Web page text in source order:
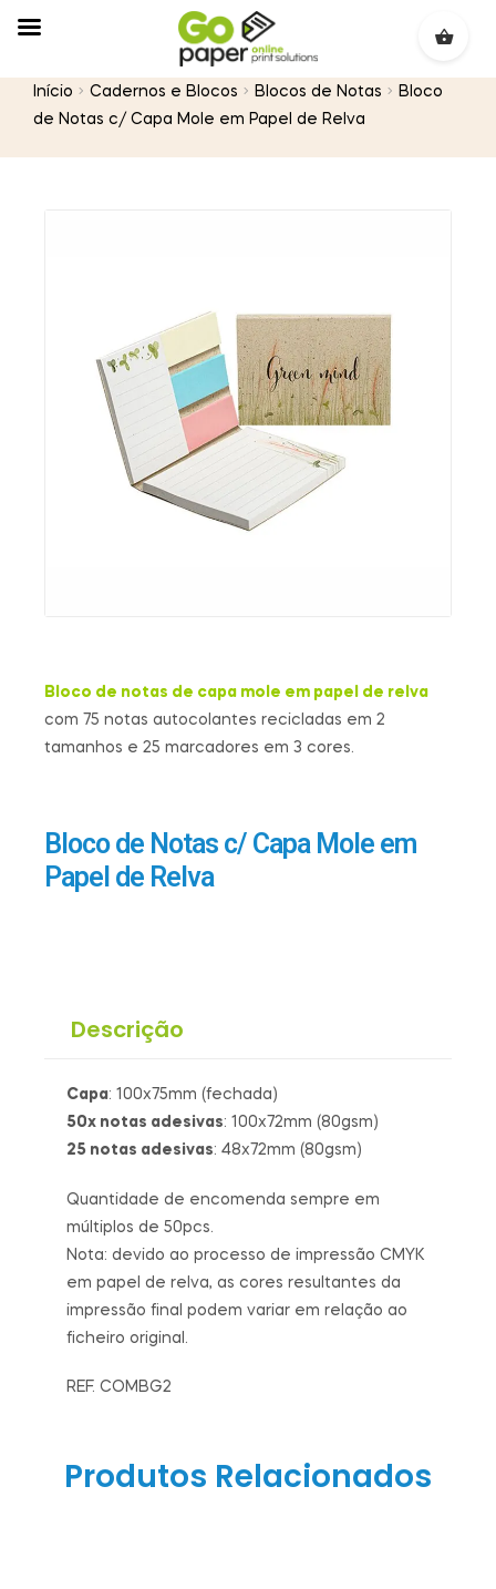
Início Cadernos e Blocos Blocos de Notas
Bloco
de Notas c/ Capa Mole em Papel de Relva
Bloco de notas de capa mole em papel de relva
com 75 notas autocolantes recicladas em 2
tamanhos e 25 marcadores em 3 cores.
Bloco de Notas c/ Capa Mole em
Papel de Relva
Descrição
Capa: 100x75mm (fechada)
50x notas adesivas: 100x72mm (80gsm)
25 notas adesivas: 48x72mm (80gsm)
Quantidade de encomenda sempre em
múltiplos de 50pcs.
Nota: devido ao processo de impressão CMYK
em papel de relva, as cores resultantes da
impressão final podem variar em relação ao
ficheiro original.
REF. COMBG2
Produtos Relacionados